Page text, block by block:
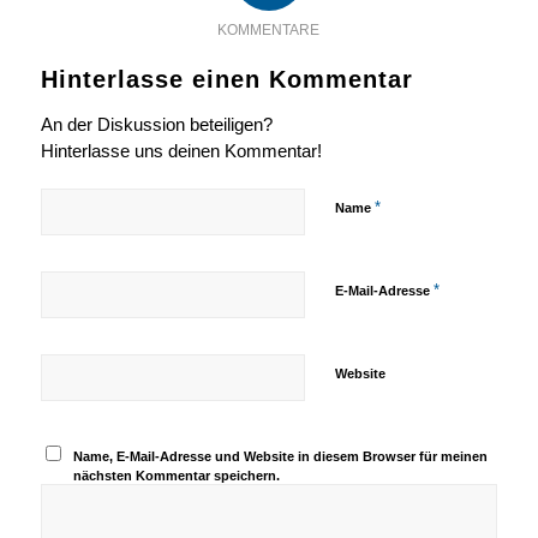
KOMMENTARE
Hinterlasse einen Kommentar
An der Diskussion beteiligen?
Hinterlasse uns deinen Kommentar!
Name *
E-Mail-Adresse *
Website
Name, E-Mail-Adresse und Website in diesem Browser für meinen
nächsten Kommentar speichern.